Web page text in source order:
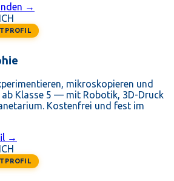
→
mikroskopieren und
Klasse 5 — mit Robotik, 3D-Druck
Kostenfrei und fest im
→